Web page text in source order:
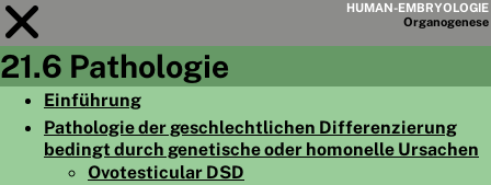
HUMAN-EMBRYOLOGIE
Organogenese
Modul21
KAPITELLISTE
21.6 Pathologie
Einführung
Pathologie der geschlechtlichen Differenzierung
bedingt durch genetische oder homonelle Ursachen
Ovotesticular DSD